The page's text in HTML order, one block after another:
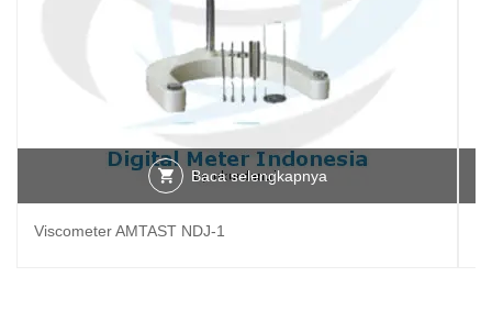
Baca selengkapnya
Viscometer AMTAST NDJ-1